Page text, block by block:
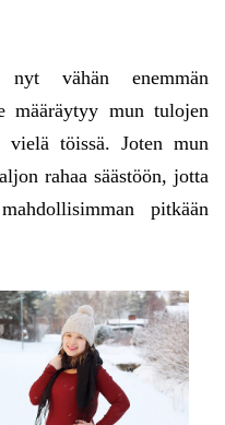
vähän enemmän
määräytyy mun tulojen
töissä. Joten mun
rahaa säästöön, jotta
pitkään